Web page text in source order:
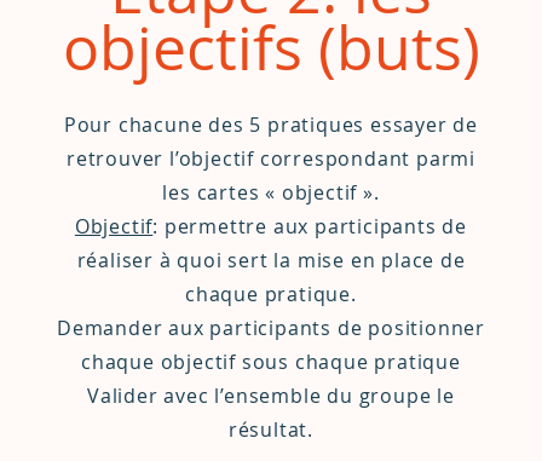
objectifs (buts)
Pour chacune des 5 pratiques essayer de
retrouver l’objectif correspondant parmi
les cartes « objectif ».
Objectif: permettre aux participants de
réaliser à quoi sert la mise en place de
chaque pratique.
Demander aux participants de positionner
chaque objectif sous chaque pratique
Valider avec l’ensemble du groupe le
résultat.